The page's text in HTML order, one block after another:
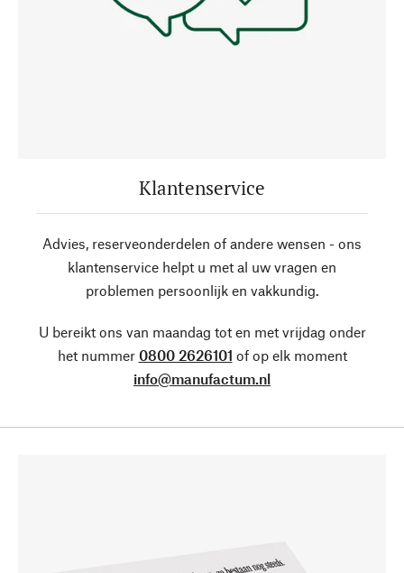
Klantenservice
Advies, reserveonderdelen of andere wensen - ons
klantenservice helpt u met al uw vragen en
problemen persoonlijk en vakkundig.
U bereikt ons van maandag tot en met vrijdag onder
het nummer 0800 2626101 of op elk moment
info@manufactum.nl